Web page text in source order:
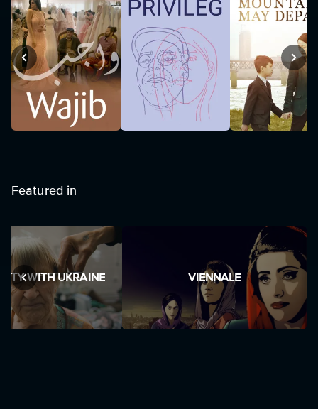
Featured in
WITH UKRAINE VIENNALE